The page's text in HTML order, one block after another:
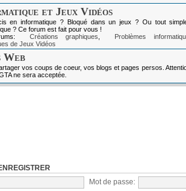
et Jeux Vidéos
en informatique ? Bloqué dans un jeux ? Ou tout
? Ce forum est fait pour vous !
Créations graphiques
Problèmes
de Jeux Vidéos
Web
vos coups de coeur, vos blogs et pages persos.
ne sera acceptée.
Mot de passe: